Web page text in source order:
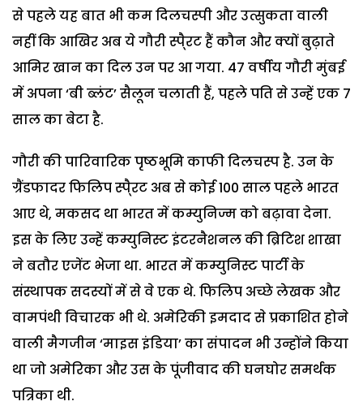
से पहले यह बात भी कम दिलचस्पी और उत्सुकता वाली
नहीं कि आखिर अब ये गौरी स्पै्रट हैं कौन और क्यों बुढ़ाते
आमिर खान का दिल उन पर आ गया. 47 वर्षीय गौरी मुंबई
में अपना ‘बी ब्लंट’ सैलून चलाती हैं, पहले पति से उन्हें एक 7
साल का बेटा है.
गौरी की पारिवारिक पृष्ठभूमि काफी दिलचस्प है. उन के
ग्रैंडफादर फिलिप स्पै्रट अब से कोई 100 साल पहले भारत
आए थे, मकसद था भारत में कम्युनिज्म को बढ़ावा देना.
इस के लिए उन्हें कम्युनिस्ट इंटरनैशनल की ब्रिटिश शाखा
ने बतौर एजेंट भेजा था. भारत में कम्युनिस्ट पार्टी के
संस्थापक सदस्यों में से वे एक थे. फिलिप अच्छे लेखक और
वामपंथी विचारक भी थे. अमेरिकी इमदाद से प्रकाशित होने
वाली मैगजीन ‘माइस इंडिया’ का संपादन भी उन्होंने किया
था जो अमेरिका और उस के पूंजीवाद की घनघोर समर्थक
पत्रिका थी.